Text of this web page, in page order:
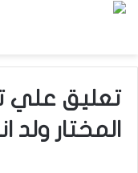
تعليق علي
المختار ولد